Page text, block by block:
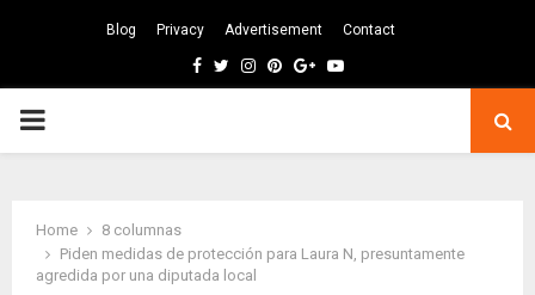
Blog Privacy Advertisement Contact
Facebook
TwitterInstagram
Pinterest
GoogleYoutube
PRIMARY
Home
8 columnas
Piden medidas de protección para Laura N, presuntamente
agredida por una diputada local